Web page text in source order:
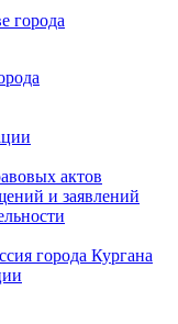
города
актов
и заявлений
города Кургана